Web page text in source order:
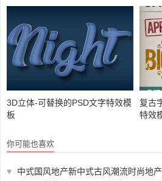
【A01679】
3D立体-可替换的PSD文字特效模
板
复古
特效
你可能也喜欢
♥ 中式国风地产新中式古风潮流时尚地产海报模板PSD设计